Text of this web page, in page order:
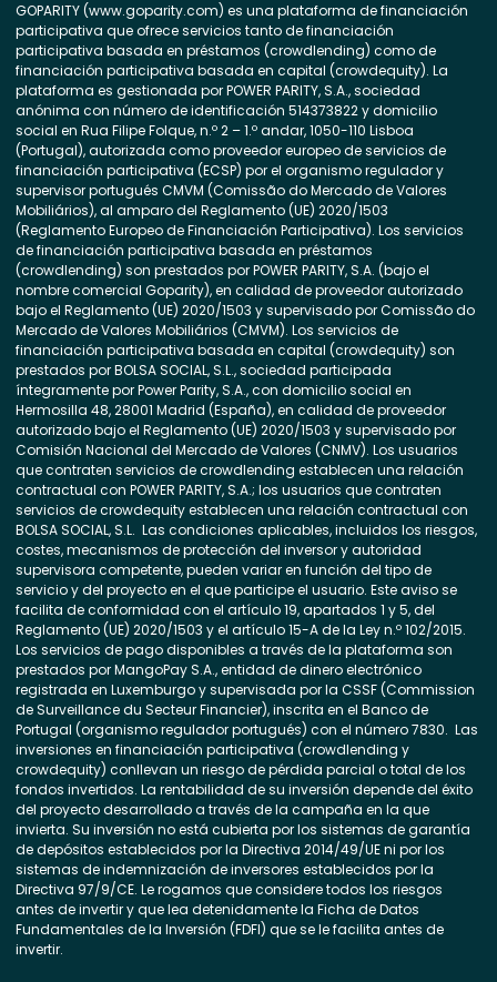
GOPARITY (www.goparity.com) es una plataforma de financiación
participativa que ofrece servicios tanto de financiación
participativa basada en préstamos (crowdlending) como de
financiación participativa basada en capital (crowdequity). La
plataforma es gestionada por POWER PARITY, S.A., sociedad
anónima con número de identificación 514373822 y domicilio
social en Rua Filipe Folque, n.º 2 – 1.º andar, 1050-110 Lisboa
(Portugal), autorizada como proveedor europeo de servicios de
financiación participativa (ECSP) por el organismo regulador y
supervisor portugués CMVM (Comissão do Mercado de Valores
Mobiliários), al amparo del Reglamento (UE) 2020/1503
(Reglamento Europeo de Financiación Participativa). Los servicios
de financiación participativa basada en préstamos
(crowdlending) son prestados por POWER PARITY, S.A. (bajo el
nombre comercial Goparity), en calidad de proveedor autorizado
bajo el Reglamento (UE) 2020/1503 y supervisado por Comissão do
Mercado de Valores Mobiliários (CMVM). Los servicios de
financiación participativa basada en capital (crowdequity) son
prestados por BOLSA SOCIAL, S.L., sociedad participada
íntegramente por Power Parity, S.A., con domicilio social en
Hermosilla 48, 28001 Madrid (España), en calidad de proveedor
autorizado bajo el Reglamento (UE) 2020/1503 y supervisado por
Comisión Nacional del Mercado de Valores (CNMV). Los usuarios
que contraten servicios de crowdlending establecen una relación
contractual con POWER PARITY, S.A.; los usuarios que contraten
servicios de crowdequity establecen una relación contractual con
BOLSA SOCIAL, S.L. Las condiciones aplicables, incluidos los riesgos,
costes, mecanismos de protección del inversor y autoridad
supervisora competente, pueden variar en función del tipo de
servicio y del proyecto en el que participe el usuario. Este aviso se
facilita de conformidad con el artículo 19, apartados 1 y 5, del
Reglamento (UE) 2020/1503 y el artículo 15-A de la Ley n.º 102/2015.
Los servicios de pago disponibles a través de la plataforma son
prestados por MangoPay S.A., entidad de dinero electrónico
registrada en Luxemburgo y supervisada por la CSSF (Commission
de Surveillance du Secteur Financier), inscrita en el Banco de
Portugal (organismo regulador portugués) con el número 7830. Las
inversiones en financiación participativa (crowdlending y
crowdequity) conllevan un riesgo de pérdida parcial o total de los
fondos invertidos. La rentabilidad de su inversión depende del éxito
del proyecto desarrollado a través de la campaña en la que
invierta. Su inversión no está cubierta por los sistemas de garantía
de depósitos establecidos por la Directiva 2014/49/UE ni por los
sistemas de indemnización de inversores establecidos por la
Directiva 97/9/CE. Le rogamos que considere todos los riesgos
antes de invertir y que lea detenidamente la Ficha de Datos
Fundamentales de la Inversión (FDFI) que se le facilita antes de
invertir.